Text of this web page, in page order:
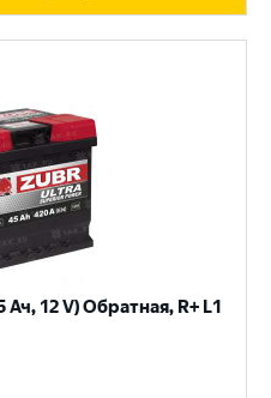
12 V) Обратная, R+ L1